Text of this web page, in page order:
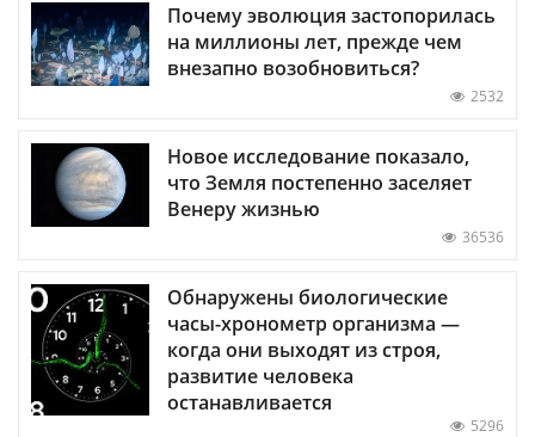
Почему эволюция застопорилась
на миллионы лет, прежде чем
внезапно возобновиться?
2532
Новое исследование показало,
что Земля постепенно заселяет
Венеру жизнью
36536
Обнаружены биологические
часы-хронометр организма —
когда они выходят из строя,
развитие человека
останавливается
5296